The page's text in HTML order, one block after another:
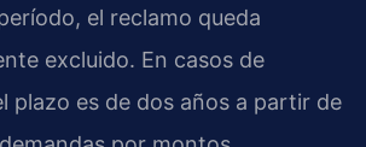
el reclamo queda
excluido. En casos de
plazo es de dos años a partir de